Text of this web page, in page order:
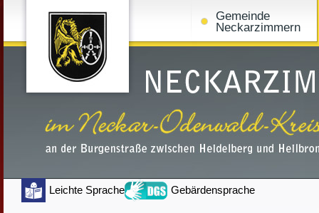
Gemeinde
Neckarzimmern
Leichte Sprache Gebärdensprache